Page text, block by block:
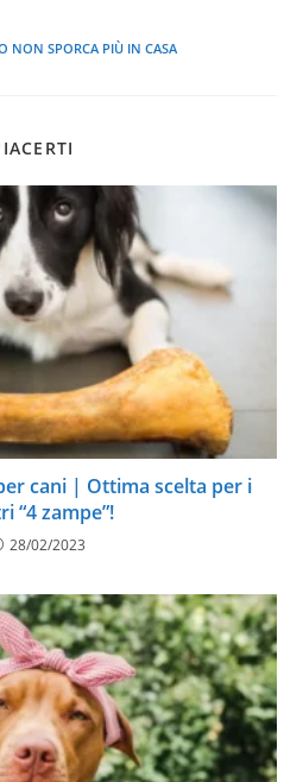
NON SPORCA PIÙ IN CASA
cani | Ottima scelta per i
“4 zampe”!
28/02/2023